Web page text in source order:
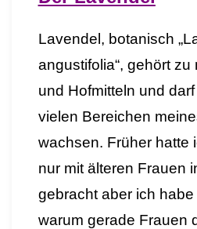
Lavendel, botanisch
angustifolia“, gehört
und Hofmitteln und
vielen Bereichen
wachsen. Früher hatte
nur mit älteren Frauen
gebracht aber ich
warum gerade Frauen